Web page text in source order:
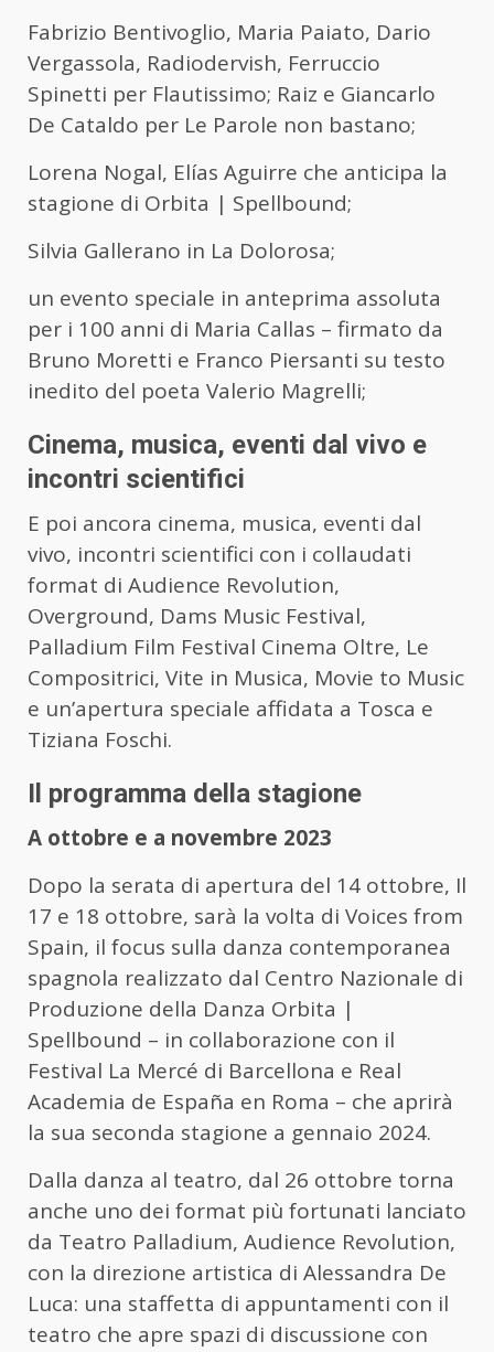
Fabrizio Bentivoglio, Maria Paiato, Dario
Vergassola, Radiodervish, Ferruccio
Spinetti per Flautissimo; Raiz e Giancarlo
De Cataldo per Le Parole non bastano;
Lorena Nogal, Elías Aguirre che anticipa la
stagione di Orbita | Spellbound;
Silvia Gallerano in La Dolorosa;
un evento speciale in anteprima assoluta
per i 100 anni di Maria Callas – firmato da
Bruno Moretti e Franco Piersanti su testo
inedito del poeta Valerio Magrelli;
Cinema, musica, eventi dal vivo e
incontri scientifici
E poi ancora cinema, musica, eventi dal
vivo, incontri scientifici con i collaudati
format di Audience Revolution,
Overground, Dams Music Festival,
Palladium Film Festival Cinema Oltre, Le
Compositrici, Vite in Musica, Movie to Music
e un’apertura speciale affidata a Tosca e
Tiziana Foschi.
Il programma della stagione
A ottobre e a novembre 2023
Dopo la serata di apertura del 14 ottobre, Il
17 e 18 ottobre, sarà la volta di Voices from
Spain, il focus sulla danza contemporanea
spagnola realizzato dal Centro Nazionale di
Produzione della Danza Orbita |
Spellbound – in collaborazione con il
Festival La Mercé di Barcellona e Real
Academia de España en Roma – che aprirà
la sua seconda stagione a gennaio 2024.
Dalla danza al teatro, dal 26 ottobre torna
anche uno dei format più fortunati lanciato
da Teatro Palladium, Audience Revolution,
con la direzione artistica di Alessandra De
Luca: una staffetta di appuntamenti con il
teatro che apre spazi di discussione con